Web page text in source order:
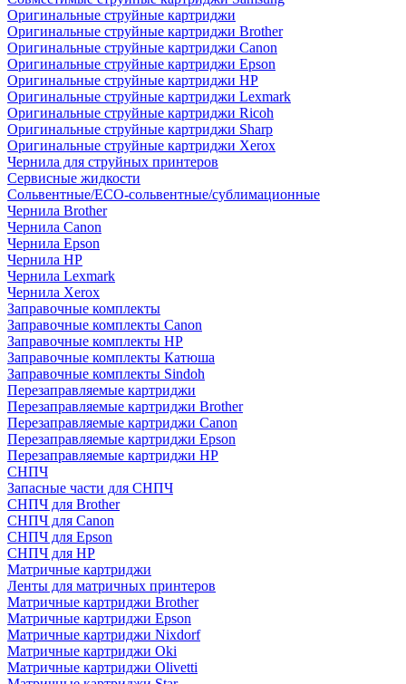
Оригинальные струйные картриджи
Оригинальные струйные картриджи Brother
Оригинальные струйные картриджи Canon
Оригинальные струйные картриджи Epson
Оригинальные струйные картриджи HP
Оригинальные струйные картриджи Lexmark
Оригинальные струйные картриджи Ricoh
Оригинальные струйные картриджи Sharp
Оригинальные струйные картриджи Xerox
Чернила для струйных принтеров
Сервисные жидкости
Сольвентные/ECO-сольвентные/сублимационные
Чернила Brother
Чернила Canon
Чернила Epson
Чернила HP
Чернила Lexmark
Чернила Xerox
Заправочные комплекты
Заправочные комплекты Canon
Заправочные комплекты HP
Заправочные комплекты Катюша
Заправочные комплекты Sindoh
Перезаправляемые картриджи
Перезаправляемые картриджи Brother
Перезаправляемые картриджи Canon
Перезаправляемые картриджи Epson
Перезаправляемые картриджи HP
СНПЧ
Запасные части для СНПЧ
СНПЧ для Brother
СНПЧ для Canon
СНПЧ для Epson
СНПЧ для HP
Матричные картриджи
Ленты для матричных принтеров
Матричные картриджи Brother
Матричные картриджи Epson
Матричные картриджи Nixdorf
Матричные картриджи Oki
Матричные картриджи Olivetti